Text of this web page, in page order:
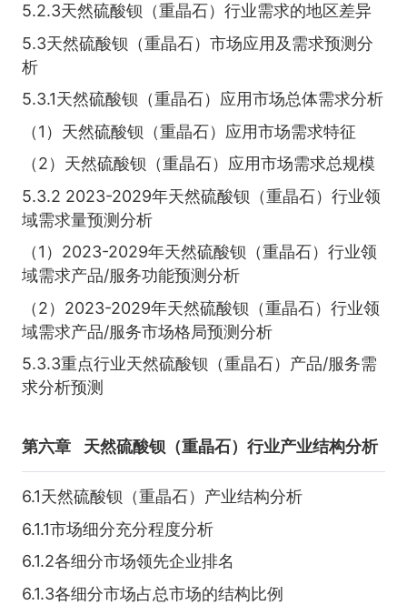
5.2.3天然硫酸钡（重晶石）行业需求的地区差异
5.3天然硫酸钡（重晶石）市场应用及需求预测分
析
5.3.1天然硫酸钡（重晶石）应用市场总体需求分析
（1）天然硫酸钡（重晶石）应用市场需求特征
（2）天然硫酸钡（重晶石）应用市场需求总规模
5.3.2 2023-2029年天然硫酸钡（重晶石）行业领
域需求量预测分析
（1）2023-2029年天然硫酸钡（重晶石）行业领
域需求产品/服务功能预测分析
（2）2023-2029年天然硫酸钡（重晶石）行业领
域需求产品/服务市场格局预测分析
5.3.3重点行业天然硫酸钡（重晶石）产品/服务需
求分析预测
第六章 天然硫酸钡（重晶石）行业产业结构分析
6.1天然硫酸钡（重晶石）产业结构分析
6.1.1市场细分充分程度分析
6.1.2各细分市场领先企业排名
6.1.3各细分市场占总市场的结构比例